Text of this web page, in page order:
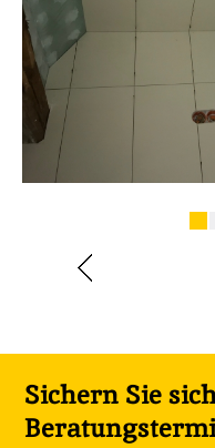
Sichern Sie